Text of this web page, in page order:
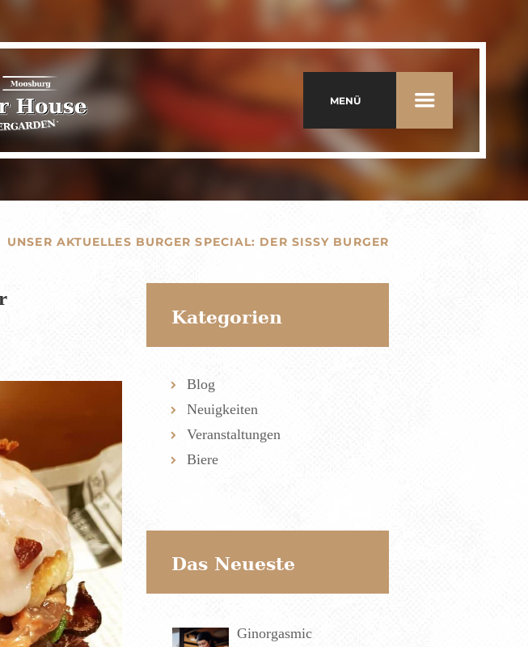
MENÜ
UNSER AKTUELLES BURGER SPECIAL: DER SISSY BURGER
Kategorien
Blog
Neuigkeiten
Veranstaltungen
Biere
Das Neueste
Ginorgasmic